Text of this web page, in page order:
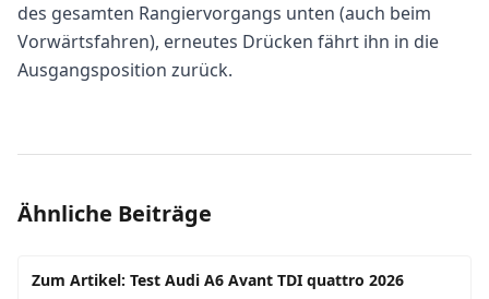
des gesamten Rangiervorgangs unten (auch beim
Vorwärtsfahren), erneutes Drücken fährt ihn in die
Ausgangsposition zurück.
Ähnliche Beiträge
Zum Artikel: Test Audi A6 Avant TDI quattro 2026